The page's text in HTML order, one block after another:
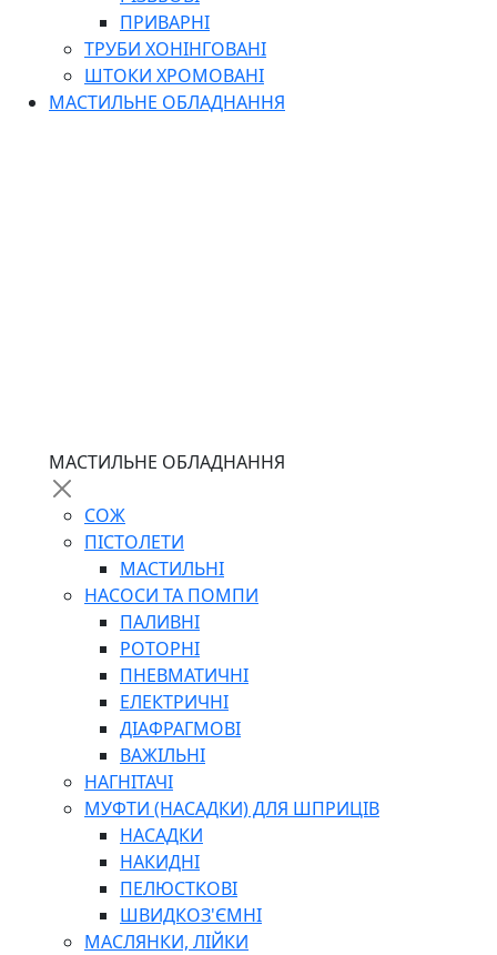
ПРИВАРНІ
ТРУБИ ХОНІНГОВАНІ
ШТОКИ ХРОМОВАНІ
МАСТИЛЬНЕ ОБЛАДНАННЯ
МАСТИЛЬНЕ ОБЛАДНАННЯ
СОЖ
ПІСТОЛЕТИ
МАСТИЛЬНІ
НАСОСИ ТА ПОМПИ
ПАЛИВНІ
РОТОРНІ
ПНЕВМАТИЧНІ
ЕЛЕКТРИЧНІ
ДІАФРАГМОВІ
ВАЖІЛЬНІ
НАГНІТАЧІ
МУФТИ (НАСАДКИ) ДЛЯ ШПРИЦІВ
НАСАДКИ
НАКИДНІ
ПЕЛЮСТКОВІ
ШВИДКОЗ'ЄМНІ
МАСЛЯНКИ, ЛІЙКИ